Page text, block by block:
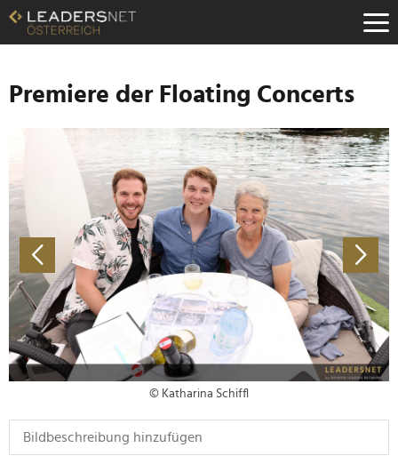
Zum
Inhalt
Zur
Navigation
Zur
Hauptnavigation
Premiere der Floating Concerts
© Katharina Schiffl